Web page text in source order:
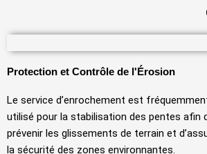
Protection et Contrôle de l'Érosion
Le service d’enrochement est
utilisé pour la stabilisation des pentes afin
prévenir les glissements de terrain et
la sécurité des zones environnantes.